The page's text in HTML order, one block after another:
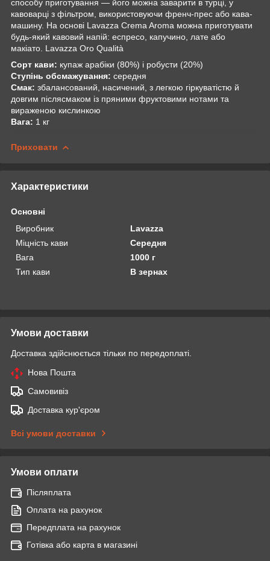
способу приготування — його можна заварити в турці, у
кавоварці з фільтром, використовуючи френч-прес або кава-
машину. На основі Lavazza Crema Aroma можна приготувати
будь-який кавовий напій: еспресо, капучино, лате або
макіато. Lavazza Oro Qualità
Сорт кави: купаж арабіки (80%) і робусти (20%)
Ступінь обсмажування: середня
Смак: збалансований, насичений, з легкою гіркуватістю й
довгим післясмаком із пряними фруктовими нотами та
вираженою кислинкою
Вага: 1 кг
Приховати
Характеристики
Основні
Виробник
Lavazza
Міцність кави
Середня
Вага
1000 г
Тип кави
В зернах
Умови доставки
Доставка здійснюється тільки по передоплаті.
Нова Пошта
Самовивіз
Доставка кур'єром
Всі умови доставки
Умови оплати
Післяплата
Оплата на рахунок
Передплата на рахунок
Готівка або карта в магазині